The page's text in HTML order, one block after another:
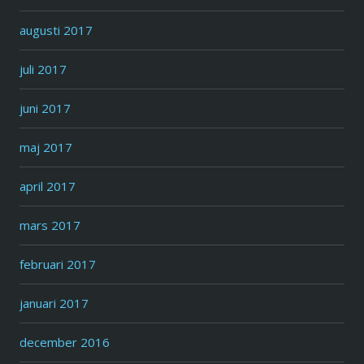
augusti 2017
juli 2017
juni 2017
maj 2017
april 2017
mars 2017
februari 2017
januari 2017
december 2016